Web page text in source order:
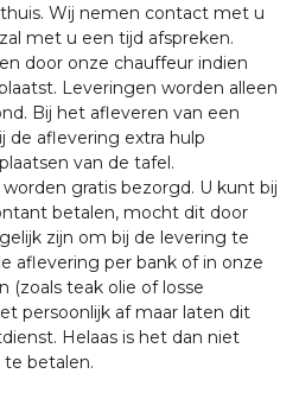
Wij nemen contact met u
met u een tijd afspreken.
door onze chauffeur indien
Leveringen worden alleen
Bij het afleveren van een
aflevering extra hulp
van de tafel.
gratis bezorgd. U kunt bij
betalen, mocht dit door
zijn om bij de levering te
aflevering per bank of in onze
(zoals teak olie of losse
persoonlijk af maar laten dit
Helaas is het dan niet
betalen.